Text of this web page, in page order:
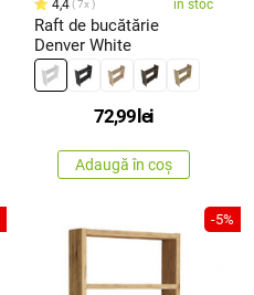
4,4 7x în stoc
Raft de bucătărie
Denver White
72,99 lei
Adaugă în coș
-5%